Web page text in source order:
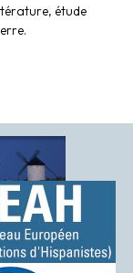
étude